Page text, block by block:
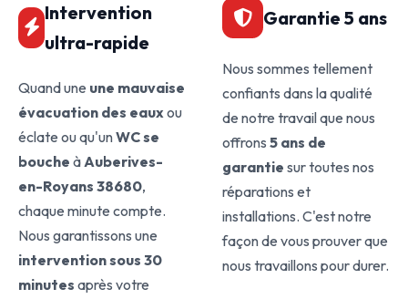
Intervention
ultra-rapide
Quand une une mauvaise
évacuation des eauxou
éclate ou qu'unWC se
bouche àAuberives-
en-Royans 38680,
chaque minute compte.
Nous garantissons une
intervention sous 30
minutes après votre
Garantie 5 ans
Nous sommes tellement
confiants dans la qualité
de notre travail que nous
offrons 5 ans de
garantie sur toutes nos
réparations et
installations. C'est notre
façon de vous prouver que
nous travaillons pour durer.